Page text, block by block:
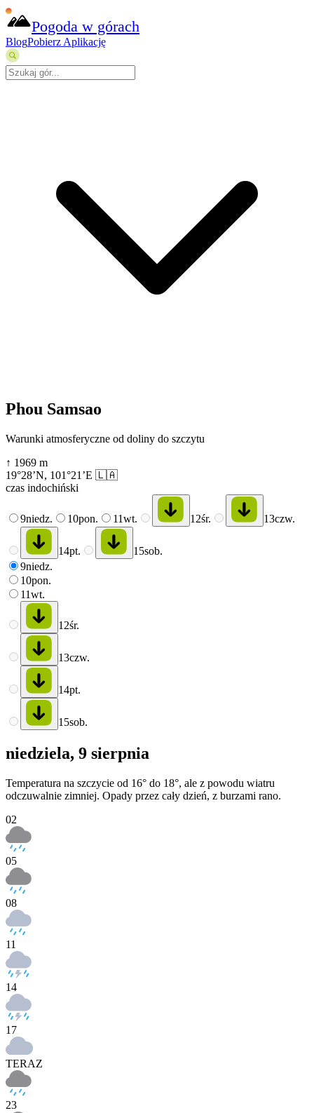
Pogoda w górach
BlogPobierz Aplikację
Phou Samsao
Warunki atmosferyczne od doliny do szczytu
↑ 1969 m
19°28’N, 101°21’E 🇱🇦
czas indochiński
9niedz. 10pon. 11wt. 12śr. 13czw.
14pt. 15sob.
9niedz.
10pon.
11wt.
12śr.
13czw.
14pt.
15sob.
niedziela, 9 sierpnia
Temperatura na szczycie od 16° do 18°, ale z powodu wiatru
odczuwalnie zimniej. Opady przez cały dzień, z burzami rano.
02
05
08
11
14
17
TERAZ
23